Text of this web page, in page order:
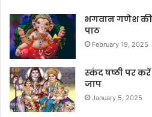
भगवान गणेश की
पाठ
February 19, 2025
स्कंद षष्ठी पर करें
जाप
January 5, 2025